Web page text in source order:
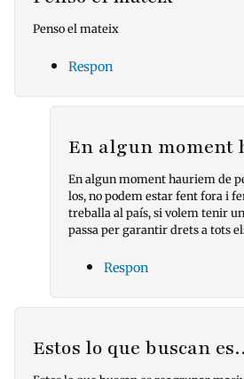
Penso el mateix
Respon
En algun moment
En algun moment hauriem de
los, no podem estar fent fora i
treballa al país, si volem tenir
passa per garantir drets a tots
Respon
Estos lo que buscan